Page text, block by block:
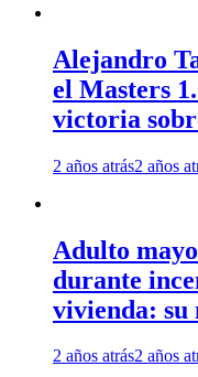
Alejandro
el Masters
victoria
2 años atrás2 años
Adulto
durante
vivienda: su
2 años atrás2 años